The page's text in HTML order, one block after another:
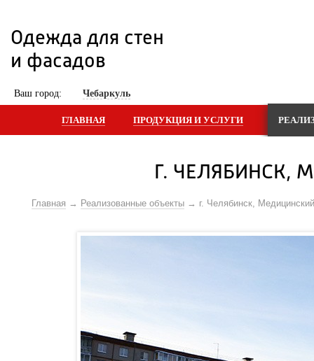
Одежда для стен
и фасадов
Ваш город: Чебаркуль
ГЛАВНАЯ ПРОДУКЦИЯ И УСЛУГИ
Г. ЧЕЛЯБИНСК,
Главная Реализованные объекты г. Челябинск,